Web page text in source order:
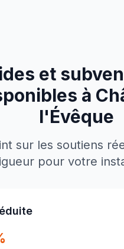
et
à
l'Évêque
sur les soutiens
pour votre